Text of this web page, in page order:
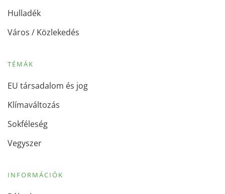
Hulladék
Város / Közlekedés
TÉMÁK
EU társadalom és jog
Klímaváltozás
Sokféleség
Vegyszer
INFORMÁCIÓK